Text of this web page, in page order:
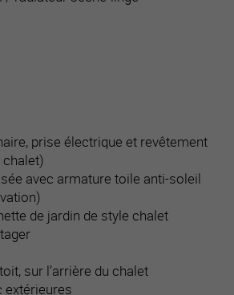
prise électrique et revêtement
avec armature toile anti-soleil
de jardin de style chalet
sur l’arrière du chalet
extérieures